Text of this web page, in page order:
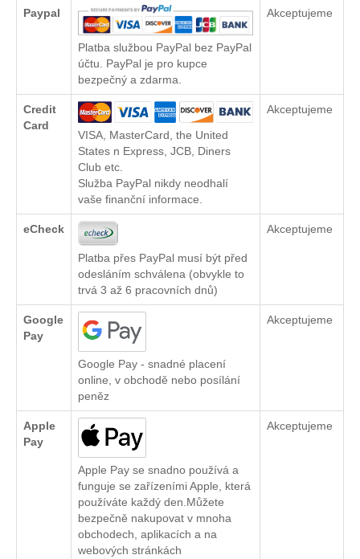
Paypal
Platba službou PayPal bez PayPal
účtu. PayPal je pro kupce
bezpečný a zdarma.
Akceptujeme
Credit
Card
VISA, MasterCard, the United
States n Express, JCB, Diners
Club etc.
Služba PayPal nikdy neodhalí
vaše finanční informace.
Akceptujeme
eCheck
Platba přes PayPal musí být před
odesláním schválena (obvykle to
trvá 3 až 6 pracovních dnů)
Akceptujeme
Google
Pay
Google Pay - snadné placení
online, v obchodě nebo posílání
peněz
Akceptujeme
Apple
Pay
Apple Pay se snadno používá a
funguje se zařízeními Apple, která
používáte každý den.Můžete
bezpečně nakupovat v mnoha
obchodech, aplikacích a na
webových stránkách
Akceptujeme